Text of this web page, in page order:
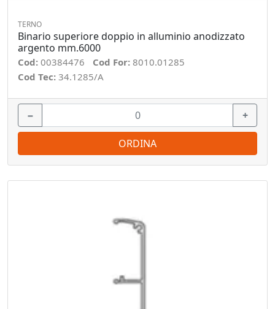
TERNO
Binario superiore doppio in alluminio anodizzato
argento mm.6000
Cod: 00384476 Cod For: 8010.01285
Cod Tec: 34.1285/A
− +
ORDINA